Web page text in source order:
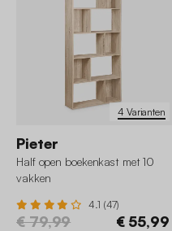
4 Varianten
Pieter
Half open boekenkast met 10
vakken
4.1 (47)
€ 79,99 € 55,99